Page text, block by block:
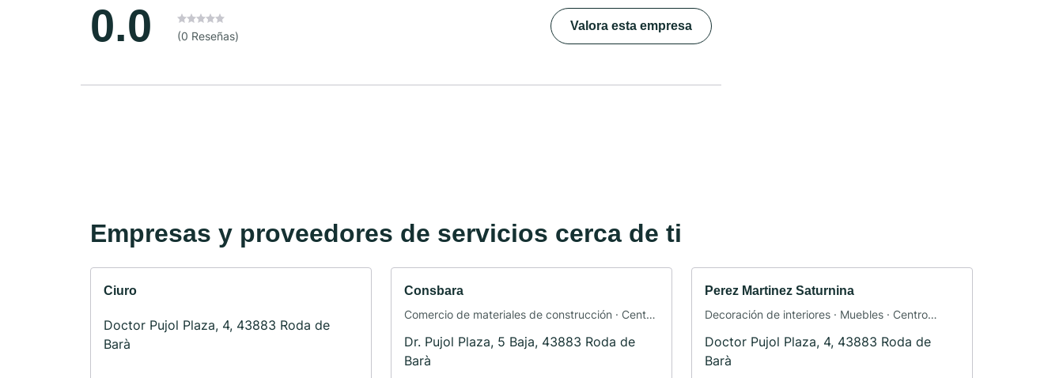
0.0 (0 Reseñas)
Valora esta empresa
Empresas y proveedores de servicios cerca de ti
Ciuro
Doctor Pujol Plaza, 4, 43883 Roda de
Barà
Consbara
Comercio de materiales de construcción · Centro
Dr. Pujol Plaza, 5 Baja, 43883 Roda de
Barà
Perez Martinez Saturnina
Decoración de interiores · Muebles · Centro
Doctor Pujol Plaza, 4, 43883 Roda de
Barà